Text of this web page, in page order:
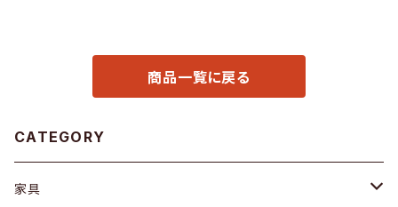
商品一覧に戻る
CATEGORY
家具